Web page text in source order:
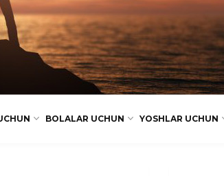
BOLALAR UCHUN YOSHLAR UCHUN